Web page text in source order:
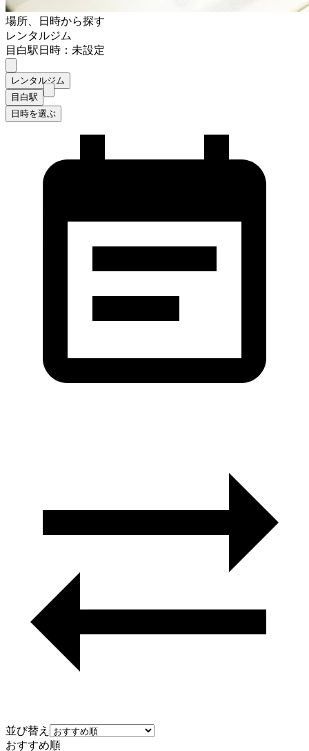
場所、日時から探す
レンタルジム
目白駅日時：未設定
レンタルジム
目白駅
日時を選ぶ
並び替え
おすすめ順